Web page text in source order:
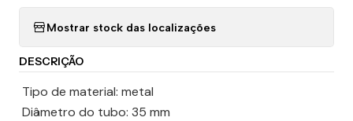
Mostrar stock das localizações
DESCRIÇÃO
 Tipo de material: metal
 Diâmetro do tubo: 35 mm